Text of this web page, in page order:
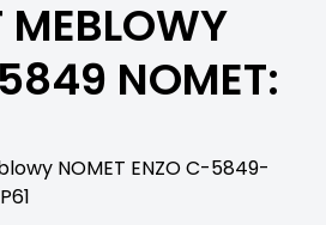
NOMET:
NOMET ENZO C-5849-